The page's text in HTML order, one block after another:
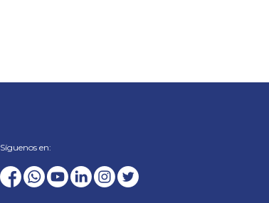
Síguenos en: